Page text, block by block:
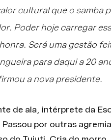
cultural que o samba
Poder hoje carregar
Será uma gestão
para daqui a 20
a nova presidente.
de ala, intérprete da
Passou por outras